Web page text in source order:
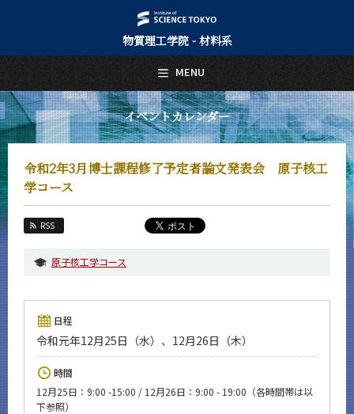
物質理工学院 - 材料系
イベントカレンダー
令和2年3月博士課程修了予定者論文発表会 原子核工
学コース
RSS
原子核工学コース
日程
令和元年12月25日（水）、12月26日（木）
時間
12月25日：9:00 -15:00 / 12月26日：9:00 - 19:00（各時間帯は以
下参照）
MENU
日本語 English
トップページ
Top Page
材料系について
About Us
Education
教員・研究室
Faculty and Laboratories
未来
Admissions
材料系 News
News
イベントカレンダー
Event Calendar